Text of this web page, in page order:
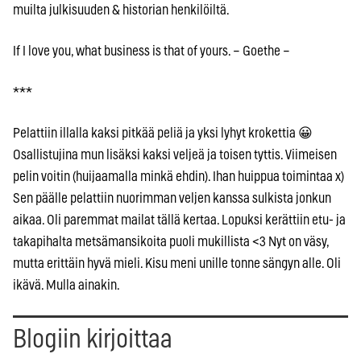
muilta julkisuuden & historian henkilöiltä.
If I love you, what business is that of yours. – Goethe –
***
Pelattiin illalla kaksi pitkää peliä ja yksi lyhyt krokettia 😀
Osallistujina mun lisäksi kaksi veljeä ja toisen tyttis. Viimeisen
pelin voitin (huijaamalla minkä ehdin). Ihan huippua toimintaa x)
Sen päälle pelattiin nuorimman veljen kanssa sulkista jonkun
aikaa. Oli paremmat mailat tällä kertaa. Lopuksi kerättiin etu- ja
takapihalta metsämansikoita puoli mukillista <3 Nyt on väsy,
mutta erittäin hyvä mieli. Kisu meni unille tonne sängyn alle. Oli
ikävä. Mulla ainakin.
Blogiin kirjoittaa